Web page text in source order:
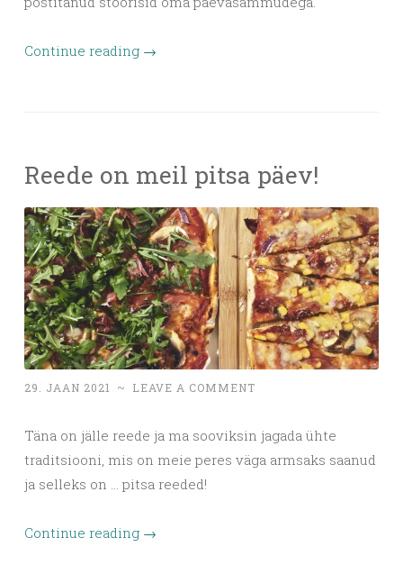
Continue reading →
Reede on meil pitsa päev!
29. JAAN 2021 ~ LEAVE A COMMENT
Täna on jälle reede ja ma sooviksin jagada ühte
traditsiooni, mis on meie peres väga armsaks saanud
ja selleks on … pitsa reeded!
Continue reading →